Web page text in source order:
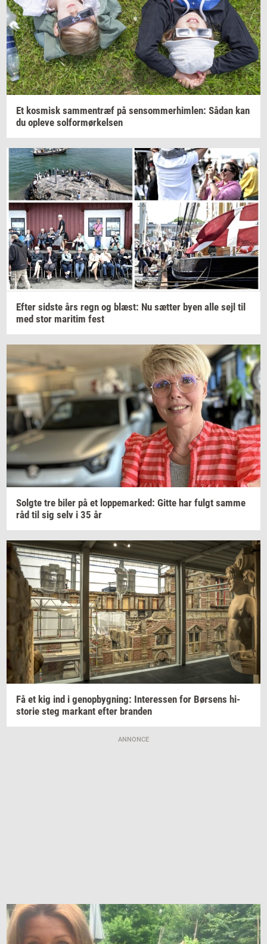
Et kos­misk sam­men­træf på sen­som­mer­him­len: Sådan kan
du op­le­ve sol­for­mør­kel­sen
Efter sid­ste års regn og blæst: Nu sæt­ter byen alle sejl til
med stor ma­ri­tim fest
Solg­te tre biler på et lop­pe­mar­ked: Gitte har fulgt samme
råd til sig selv i 35 år
Få et kig ind i genop­byg­ning: In­ter­es­sen for Bør­sens hi­
sto­rie steg mar­kant efter bran­den
ANNONCE